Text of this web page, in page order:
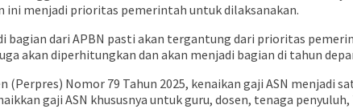
ini menjadi prioritas pemerintah untuk dilaksanakan.
bagian dari APBN pasti akan tergantung dari prioritas
akan diperhitungkan dan akan menjadi bagian di tahun
Nomor 79 Tahun 2025, kenaikan gaji ASN menjadi
gaji ASN khususnya untuk guru, dosen, tenaga